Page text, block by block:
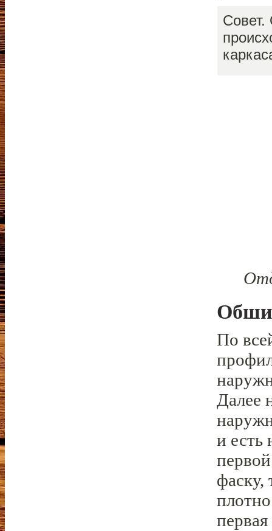
Совет.
По
Далее
и есть
фаску,